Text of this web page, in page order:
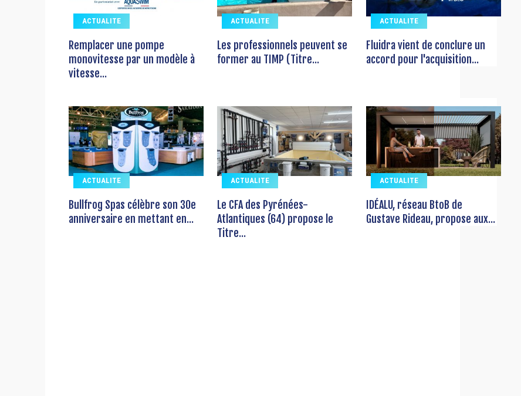
ACTUALITE
Remplacer une pompe
monovitesse par un modèle à
vitesse...
ACTUALITE
Les professionnels peuvent se
former au TIMP (Titre...
ACTUALITE
Fluidra vient de conclure un
accord pour l'acquisition...
ACTUALITE
Bullfrog Spas célèbre son 30e
anniversaire en mettant en...
ACTUALITE
Le CFA des Pyrénées-
Atlantiques (64) propose le
Titre...
ACTUALITE
IDÉALU, réseau BtoB de
Gustave Rideau, propose aux...